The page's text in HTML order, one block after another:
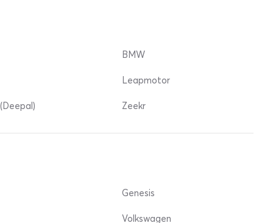
BMW
Leapmotor
Zeekr
Genesis
Volkswagen